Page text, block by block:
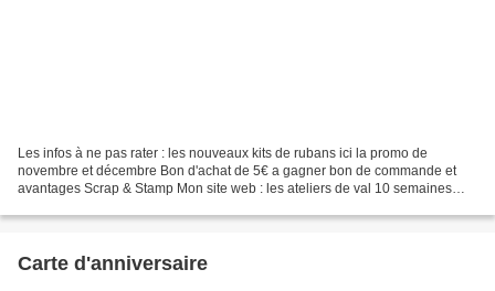
Les infos à ne pas rater : les nouveaux kits de rubans ici la promo de
novembre et décembre Bon d'achat de 5€ a gagner bon de commande et
avantages Scrap & Stamp Mon site web : les ateliers de val 10 semaines
Carte d'anniversaire